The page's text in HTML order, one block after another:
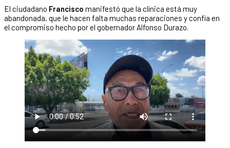
El ciudadano Francisco manifestó que la clínica está muy
abandonada, que le hacen falta muchas reparaciones y confía en
el compromiso hecho por el gobernador Alfonso Durazo.